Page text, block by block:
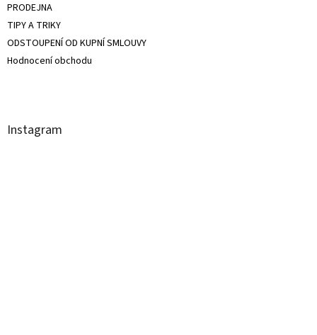
PRODEJNA
TIPY A TRIKY
ODSTOUPENÍ OD KUPNÍ SMLOUVY
Hodnocení obchodu
Instagram